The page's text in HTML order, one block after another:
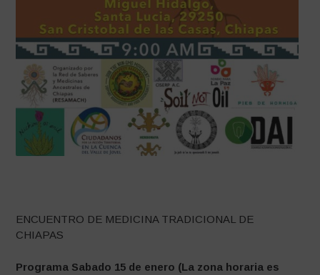
ENCUENTRO DE MEDICINA TRADICIONAL DE
CHIAPAS
Programa Sabado 15 de enero (La zona horaria es